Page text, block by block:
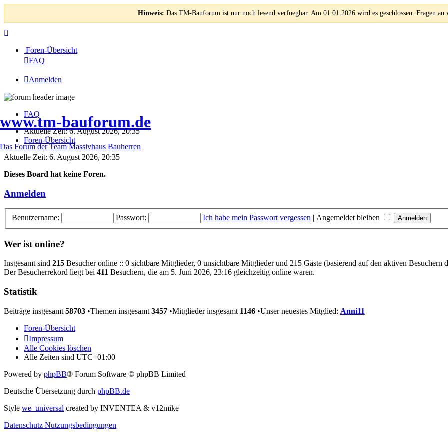
Hinweis: Das TM-Bauforum ist nur noch lesend verfuegbar. Am 01.01.2026 wird es geschlossen. Fragen
Foren-Übersicht
FAQ
Anmelden
www.tm-bauforum.de
Das Forum der Team Massivhaus Bauherren
FAQ
Aktuelle Zeit: 6. August 2026, 20:35
Foren-Übersicht
Aktuelle Zeit: 6. August 2026, 20:35
Dieses Board hat keine Foren.
Anmelden
Benutzername: Passwort: Ich habe mein Passwort vergessen | Angemeldet bleiben
Wer ist online?
Insgesamt sind 215 Besucher online :: 0 sichtbare Mitglieder, 0 unsichtbare Mitglieder und 215 Gäste (basierend auf den aktiven Besuchern
Der Besucherrekord liegt bei 411 Besuchern, die am 5. Juni 2026, 23:16 gleichzeitig online waren.
Statistik
Beiträge insgesamt 58703 •Themen insgesamt 3457 •Mitglieder insgesamt 1146 •Unser neuestes Mitglied: Anni11
Foren-Übersicht
Impressum
Alle Cookies löschen
Alle Zeiten sind UTC+01:00
Powered by phpBB® Forum Software © phpBB Limited
Deutsche Übersetzung durch phpBB.de
Style we_universal created by INVENTEA & v12mike
Datenschutz Nutzungsbedingungen